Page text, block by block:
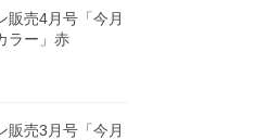
販売4月号「今月
ラー」赤
販売3月号「今月